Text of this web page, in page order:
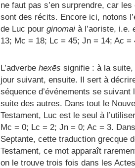
ne faut pas s’en surprendre, car les
sont des récits. Encore ici, notons
de Luc pour ginomai à l’aoriste, i.e.
13; Mc = 18; Lc = 45; Jn = 14; Ac =
L’adverbe hexēs signifie : à la
jour suivant, ensuite. Il sert à
séquence d’événements se suivant
suite des autres. Dans tout le
Testament, Luc est le seul à
Mc = 0; Lc = 2; Jn = 0; Ac = 3.
Septante, cette traduction grecque
Testament, ce mot apparaît
on le trouve trois fois dans les